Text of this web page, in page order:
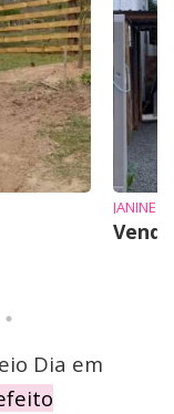
JANINE
Dia em